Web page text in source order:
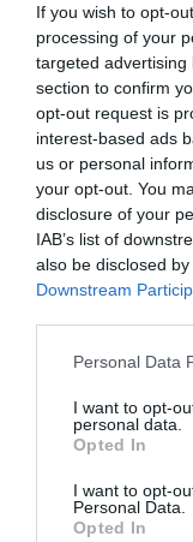
If you wish to opt-
processing of your
targeted
section to confirm
opt-out request is
interest-based ads
us or personal
your opt-out. You
disclosure of your
IAB’s list of
also be disclosed
Downstream
Personal Data
I want to opt-
personal data.
Opted In
I want to opt-
Personal Data.
Opted In
έργα ζωγραφικής
εγκαινιαστεί
Οκτωβρίου 2025.
παρουσίαση του
συμμετοχή του
της έκθεσης
ιδεώδους και την
Χωρίς το βάρος
αφηγηματικών
προσκαλούν τον
χρώματος και
Οι
Άλφα (5/10/25)
Από την Κυριακή
«Οι περιπέτειες